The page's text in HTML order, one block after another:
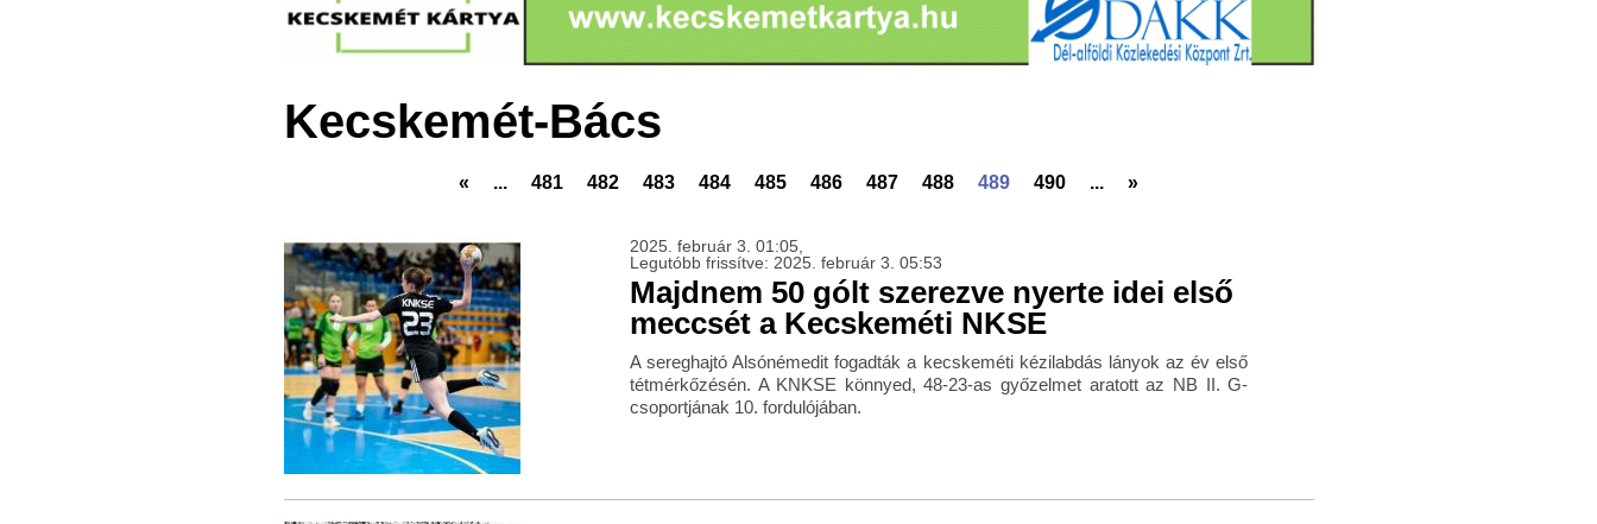
Kecskemét-Bács
« ... 481 482 483 484 485 486 487 488 489 490 ... »
2025. február 3. 01:05,
Legutóbb frissítve: 2025. február 3. 05:53
Majdnem 50 gólt szerezve nyerte idei első
meccsét a Kecskeméti NKSE
A sereghajtó Alsónémedit fogadták a kecskeméti kézilabdás lányok az év első
tétmérkőzésén. A KNKSE könnyed, 48-23-as győzelmet aratott az NB II. G-
csoportjának 10. fordulójában.